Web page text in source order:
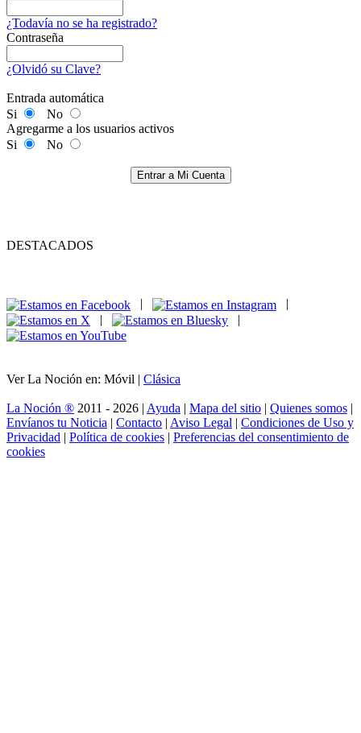
¿Todavía no se ha registrado?
Contraseña
¿Olvidó su Clave?
Entrada automática
Si
No
Agregarme a los usuarios activos
Si
No
Entrar a Mi Cuenta
DESTACADOS
|
|
Ver La Noción en: Móvil | Clásica
La Noción ® 2011 - 2026 | Ayuda | Mapa del sitio | Quienes somos |
Envíanos tu Noticia | Contacto | Aviso Legal | Condiciones de Uso y
Privacidad | Política de cookies | Preferencias del consentimiento de
cookies